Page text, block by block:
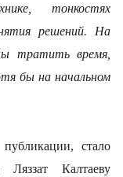
тонкостях
решений. На
тратить время,
бы на начальном
стало
Ляззат Калтаеву